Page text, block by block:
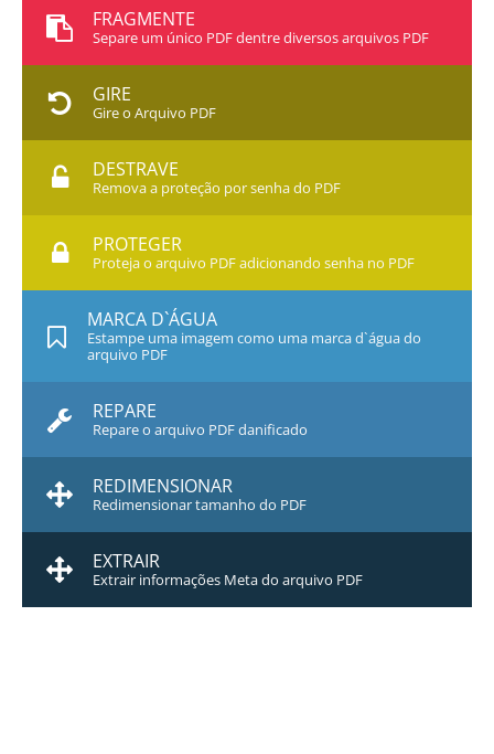
FRAGMENTE
Separe um único PDF dentre diversos arquivos PDF
GIRE
Gire o Arquivo PDF
DESTRAVE
Remova a proteção por senha do PDF
PROTEGER
Proteja o arquivo PDF adicionando senha no PDF
MARCA D`ÁGUA
Estampe uma imagem como uma marca d`água do
arquivo PDF
REPARE
Repare o arquivo PDF danificado
REDIMENSIONAR
Redimensionar tamanho do PDF
EXTRAIR
Extrair informações Meta do arquivo PDF